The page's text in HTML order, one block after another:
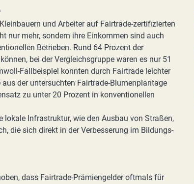
und Arbeiter auf Fairtrade-zertifizierten
nur mehr, sondern ihre Einkommen sind auch
Betrieben. Rund 64 Prozent der
bei der Vergleichsgruppe waren es nur 51
Fallbeispiel konnten durch Fairtrade leichter
der untersuchten Fairtrade-Blumenplantage
zu unter 20 Prozent in konventionellen
Infrastruktur, wie den Ausbau von Straßen,
die sich direkt in der Verbesserung im Bildungs-
dass Fairtrade-Prämiengelder oftmals für